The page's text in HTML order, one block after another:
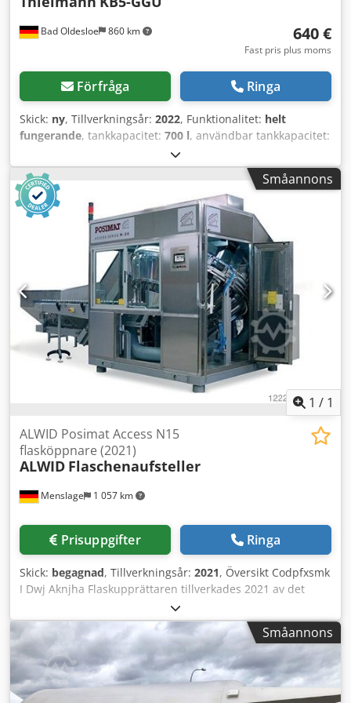
Bad Oldesloe 860 km 640 €
Fast pris plus moms
Förfråga Ringa
Skick: ny, Tillverkningsår: 2022, Funktionalitet: helt
fungerande, tankkapacitet: 700 l, användbar tankkapacitet:
, total bredd:
höjd:1 470 mm, totalvikt:187 kg, väggmaterial:rostfritt
stål, väggtjocklek:
, manluckans
diameter:
400 mm , manhålsplacering:Topp
denna nya Thielmann KB5-GGU lagertank, silos av rostfritt
stål. Det handlar om nya, oanvända silos för bulkmaterial i
rostfritt stål. Vätsketät Produktdatablad finns tillgängligt
Diameter på inspektionslucka: 400 mm Diameter på
utlopp: 250 mm (DN 25) Minsta väggtjocklek: 1,5 mm
Volym: 700 liter Egenvikt: 187 kg Csdpoy Aft Uefx Aknoha
Staplingsbar (lastkapacitet 1710 kg) Helt i rostfritt stål med
skjutventil. Totalt: 350 stycken tillgängliga. Om du har
några frågor eller behöver mer information är du
välkommen att skicka ett meddelande eller ringa oss.
Småannons
1 / 1
Menslage 1 057 km
ALWID Posimat Access N15
flasköppnare (2021)
ALWID Flaschenaufsteller
Prisuppgifter Ringa
Skick: begagnad, Tillverkningsår: 2021, Översikt Codpfxsmk
I Dwj Aknjha Flaskupprättaren tillverkades 2021 av det
tyska företaget ALWID. Den är en del av en ny
tappningslinje och kan fylla kemiska produkter i
plastbehållare. Maskinen är ATEX-certifierad, vilket
möjliggör hantering av explosiva produkter. Maskinen kan
erhållas med garanti. Teknisk data Kapacitet 12.000
flaskor/timme vid 50 ml HDPE, ovala 43 x 23 x 95 mm
Småannons